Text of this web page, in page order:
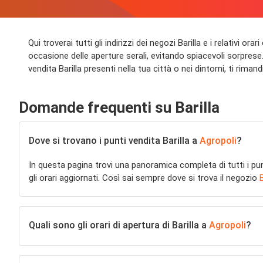
Qui troverai tutti gli indirizzi dei negozi Barilla e i relativi
occasione delle aperture serali, evitando spiacevoli
vendita Barilla presenti nella tua città o nei dintorni, ti
Domande frequenti su Barilla
Dove si trovano i punti vendita Barilla a Agropoli?
In questa pagina trovi una panoramica completa di tutti i
gli orari aggiornati. Così sai sempre dove si trova il negozio
Quali sono gli orari di apertura di Barilla a Agropoli?